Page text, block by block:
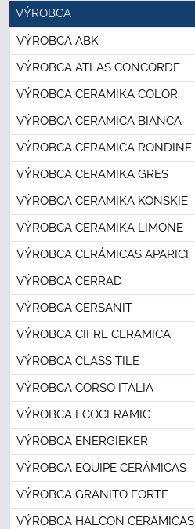
VÝROBCA
VÝROBCA ABK
VÝROBCA ATLAS CONCORDE
VÝROBCA CERAMIKA COLOR
VÝROBCA CERAMICA BIANCA
VÝROBCA CERAMICA RONDINE
VÝROBCA CERAMIKA GRES
VÝROBCA CERAMIKA KONSKIE
VÝROBCA CERAMIKA LIMONE
VÝROBCA CERÁMICAS APARICI
VÝROBCA CERRAD
VÝROBCA CERSANIT
VÝROBCA CIFRE CERAMICA
VÝROBCA CLASS TILE
VÝROBCA CORSO ITALIA
VÝROBCA ECOCERAMIC
VÝROBCA ENERGIEKER
VÝROBCA EQUIPE CERÁMICAS
VÝROBCA GRANITO FORTE
VÝROBCA HALCON CERAMICAS